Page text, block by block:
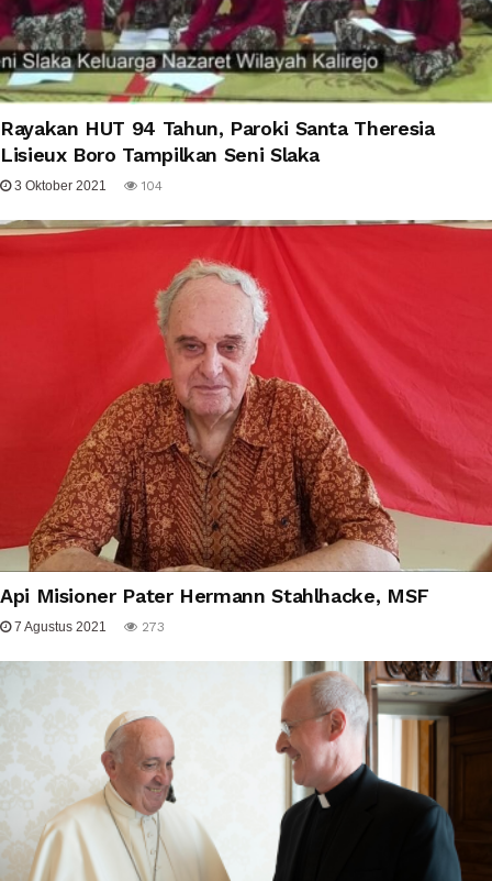
Rayakan HUT 94 Tahun, Paroki Santa Theresia
Lisieux Boro Tampilkan Seni Slaka
3 Oktober 2021 104
Api Misioner Pater Hermann Stahlhacke, MSF
7 Agustus 2021 273